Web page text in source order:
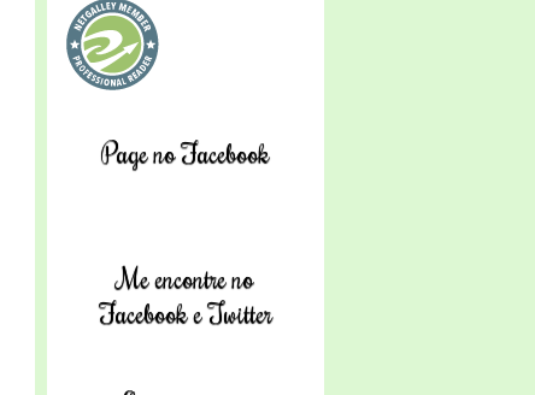
Page no Facebook
Me encontre no
Facebook e Twitter